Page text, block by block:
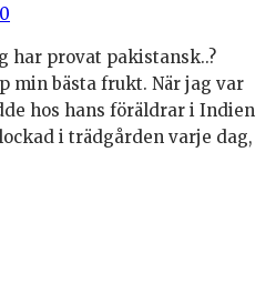
har provat pakistansk..?
min bästa frukt. När jag var
hos hans föräldrar i Indien
i trädgården varje dag,